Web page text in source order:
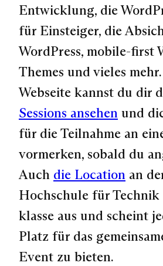
Entwicklung, die
für Einsteiger, die
WordPress, mobile-first
Themes und vieles
Webseite kannst du dir
Sessions ansehen und
für die Teilnahme an
vormerken, sobald du
Auch die Location an
Hochschule für
klasse aus und scheint
Platz für das
Event zu bieten.